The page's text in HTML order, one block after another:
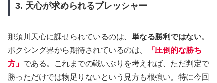
3. 天心が求められるプレッシャー
那須川天心に課せられているのは、 単なる勝利ではない。
ボクシング界から期待されているのは、
「圧倒的な勝ち
方」 である。これまでの戦いぶりを考えれば、ただ判定で
勝っただけでは物足りないという見方も根強い。特に今回